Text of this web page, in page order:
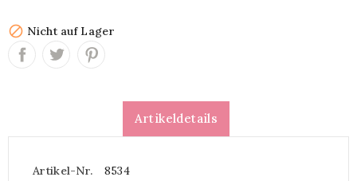
 Nicht auf Lager
Artikeldetails
Artikel-Nr. 8534